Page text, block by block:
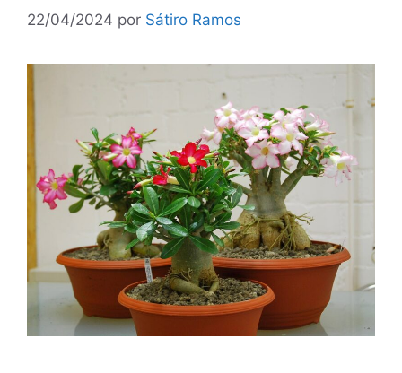
22/04/2024 por Sátiro Ramos